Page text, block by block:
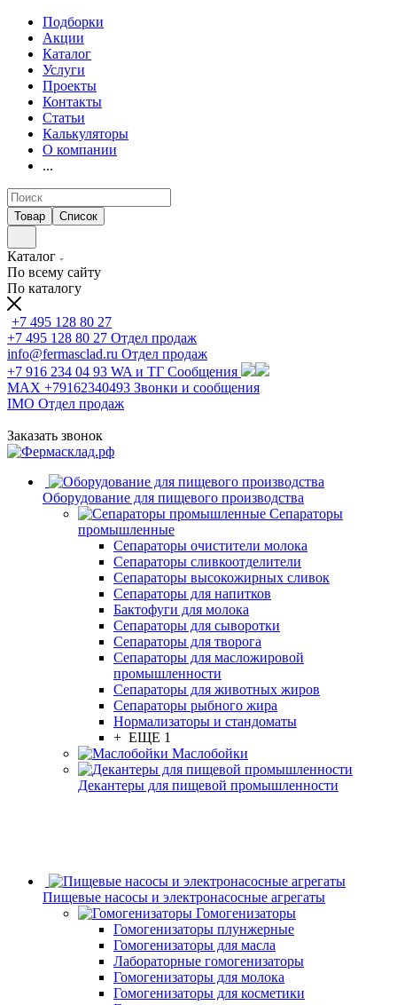
Подборки
Акции
Каталог
Услуги
Проекты
Контакты
Статьи
Калькуляторы
О компании
...
Товар Список
Каталог
По всему сайту
По каталогу
+7 495 128 80 27
+7 495 128 80 27 Отдел продаж
info@fermasclad.ru Отдел продаж
+7 916 234 04 93 WA и ТГ Сообщения
MAX +79162340493 Звонки и сообщения
IMO Отдел продаж
Заказать звонок
Оборудование для пищевого производства
Сепараторы
промышленные
Сепараторы очистители молока
Сепараторы сливкоотделители
Сепараторы высокожирных сливок
Сепараторы для напитков
Бактофуги для молока
Сепараторы для сыворотки
Сепараторы для творога
Сепараторы для масложировой
промышленности
Сепараторы для животных жиров
Сепараторы рыбного жира
Нормализаторы и стандоматы
+ ЕЩЕ 1
Маслобойки
Декантеры для пищевой промышленности
Пищевые насосы и электронасосные агрегаты
Гомогенизаторы
Гомогенизаторы плунжерные
Гомогенизаторы для масла
Лабораторные гомогенизаторы
Гомогенизаторы для молока
Гомогенизаторы для косметики